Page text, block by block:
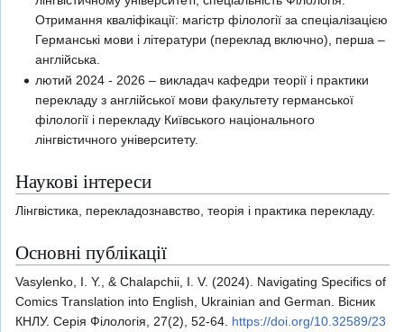
Отримання кваліфікації: магістр філології за спеціалізацією
Германські мови і літератури (переклад включно), перша –
англійська.
лютий 2024 - 2026 – викладач кафедри теорії і практики
перекладу з англійської мови факультету германської
філології і перекладу Київського національного
лінгвістичного університету.
Наукові інтереси
Лінгвістика, перекладознавство, теорія і практика перекладу.
Основні публікації
Vasylenko, I. Y., & Chalapchii, I. V. (2024). Navigating Specifics of
Comics Translation into English, Ukrainian and German. Вісник
КНЛУ. Серія Філологія, 27(2), 52-64. https://doi.org/10.32589/23